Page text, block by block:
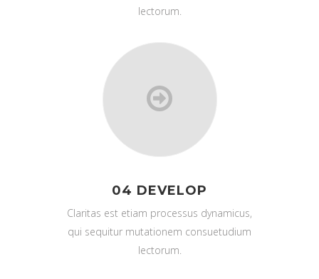
lectorum.
04 DEVELOP
Claritas est etiam processus dynamicus,
qui sequitur mutationem consuetudium
lectorum.